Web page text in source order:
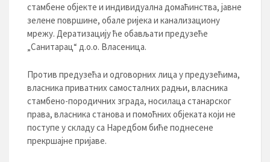
стамбене објекте и индивидуална домаћинства, јавне
зелене површине, обале ријека и канализациону
мрежу. Дератизацију ће обављати предузеће
„Санитарац“ д.о.о. Власеница.
Против предузећа и одговорних лица у предузећима,
власника приватних самосталних радњи, власника
стамбено-породичних зграда, носилаца станарског
права, власника станова и помоћних објеката који не
поступе у складу са Наредбом биће поднесене
прекршајне пријаве.